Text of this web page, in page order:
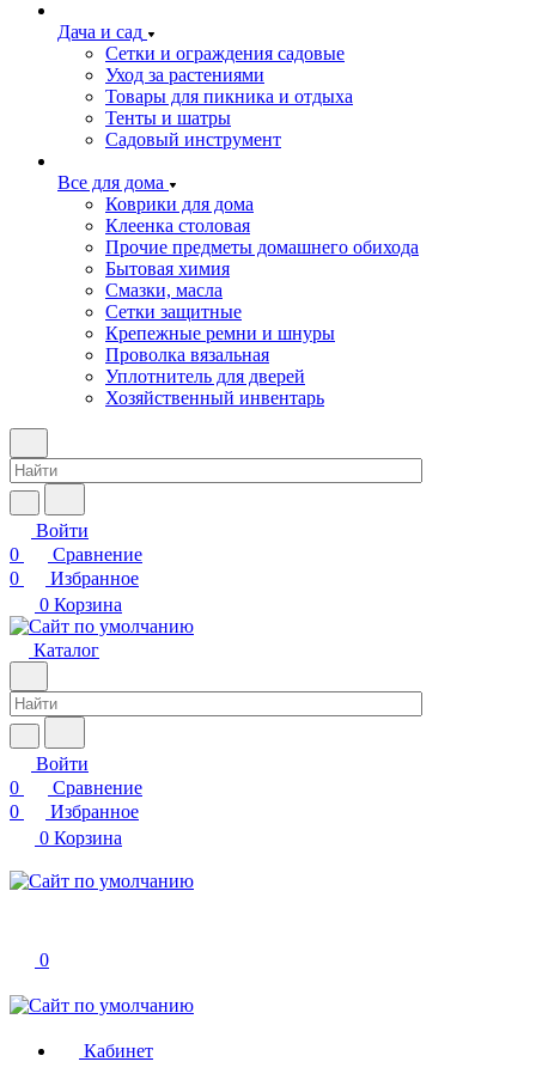
Дача и сад
Сетки и ограждения садовые
Уход за растениями
Товары для пикника и отдыха
Тенты и шатры
Садовый инструмент
Все для дома
Коврики для дома
Клеенка столовая
Прочие предметы домашнего обихода
Бытовая химия
Смазки, масла
Сетки защитные
Крепежные ремни и шнуры
Проволка вязальная
Уплотнитель для дверей
Хозяйственный инвентарь
Войти
0
Сравнение
0
Избранное
0 Корзина
Каталог
Войти
0
Сравнение
0
Избранное
0 Корзина
0
Кабинет